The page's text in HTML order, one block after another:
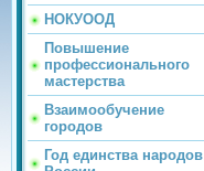
НОКУООД
Повышение
профессионального
мастерства
Взаимообучение
городов
Год единства народов